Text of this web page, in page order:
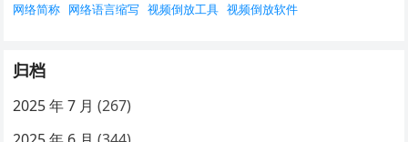
网络简称 网络语言缩写 视频倒放工具 视频倒放软件
归档
2025 年 7 月 (267)